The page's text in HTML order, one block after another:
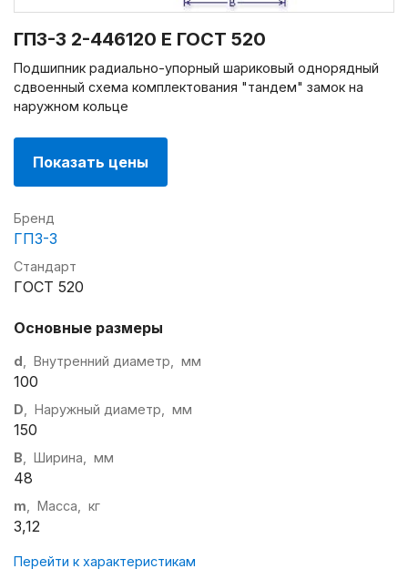
ГПЗ-3 2-446120 Е ГОСТ 520
Подшипник радиально-упорный шариковый однорядный
сдвоенный схема комплектования "тандем" замок на
наружном кольце
Показать цены
Бренд
ГПЗ-3
Стандарт
ГОСТ 520
Основные размеры
d , Внутренний диаметр, мм
100
D , Наружный диаметр, мм
150
B , Ширина, мм
48
m , Масса, кг
3,12
Перейти к характеристикам